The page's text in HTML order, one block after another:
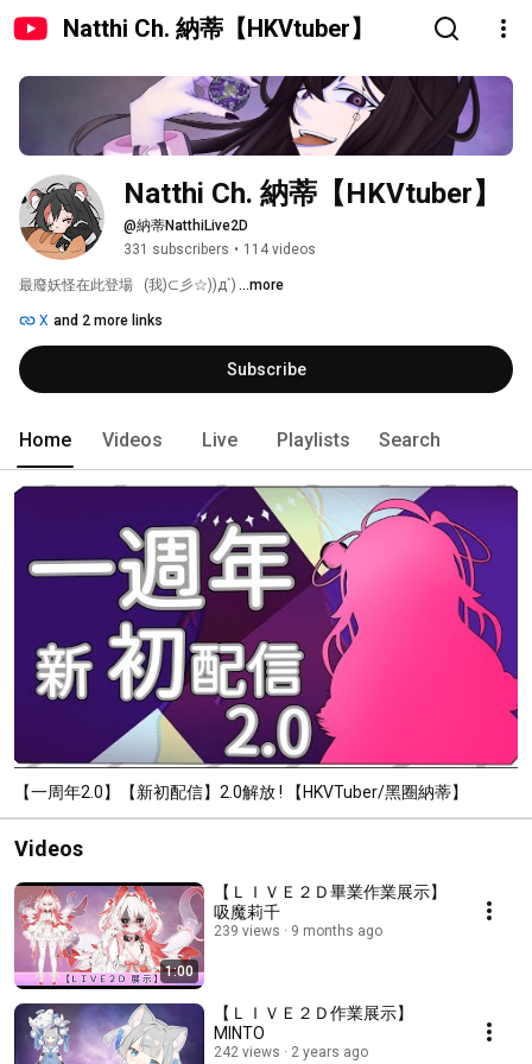
Natthi Ch. 納蒂【HKVtuber】
Natthi Ch. 納蒂【HKVtuber】
@納蒂NatthiLive2D
331 subscribers • 114 videos
最廢妖怪在此登場   (我)⊂彡☆))д`) ...more
X and 2 more links
Subscribe
Home Videos Live Playlists Search
【一周年2.0】【新初配信】2.0解放 ! 【HKVTuber/黑圈納蒂】
Videos
1:00
【ＬＩＶＥ２Ｄ畢業作業展示】
吸魔莉千
239 views 9 months ago
【ＬＩＶＥ２Ｄ作業展示】
MINTO
242 views 2 years ago